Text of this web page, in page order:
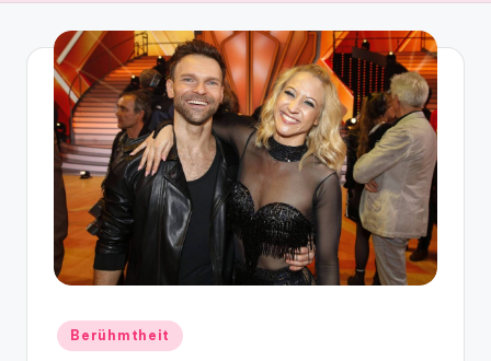
Posted
in
Berühmtheit